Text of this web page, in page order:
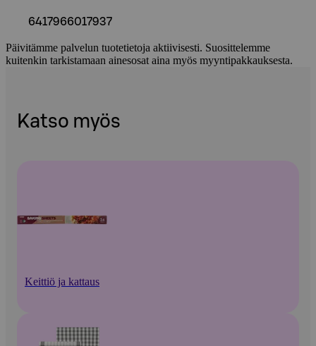
6417966017937
Päivitämme palvelun tuotetietoja aktiivisesti. Suosittelemme
kuitenkin tarkistamaan ainesosat aina myös myyntipakkauksesta.
Katso myös
Keittiö ja kattaus